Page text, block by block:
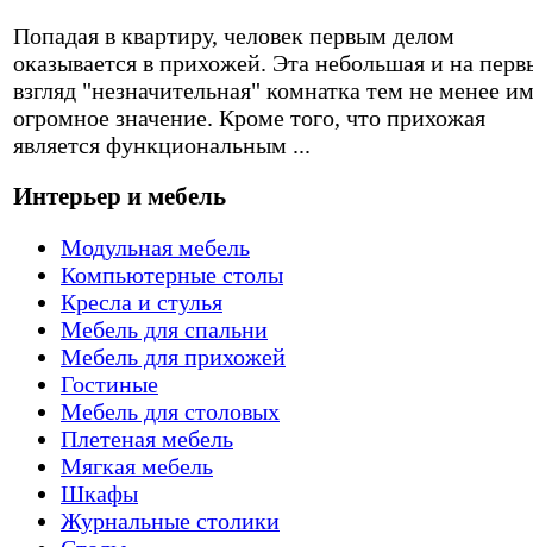
Попадая в квартиру, человек первым делом
оказывается в прихожей. Эта небольшая и на
взгляд "незначительная" комнатка тем не менее
огромное значение. Кроме того, что прихожая
является функциональным ...
Интерьер и мебель
Модульная мебель
Компьютерные столы
Кресла и стулья
Мебель для спальни
Мебель для прихожей
Гостиные
Мебель для столовых
Плетеная мебель
Мягкая мебель
Шкафы
Журнальные столики